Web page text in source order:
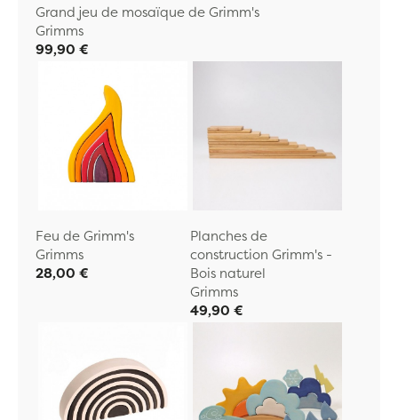
Grand jeu de mosaïque de Grimm's
Grimms
99,90 €
Feu de Grimm's
Grimms
28,00 €
Planches de
construction Grimm's -
Bois naturel
Grimms
49,90 €